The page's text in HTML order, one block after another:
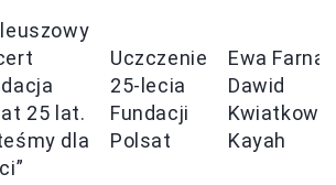
25 lat.
dla
Uczczenie
25-lecia
Fundacji
Polsat
Ewa Farna,
Dawid
Kayah